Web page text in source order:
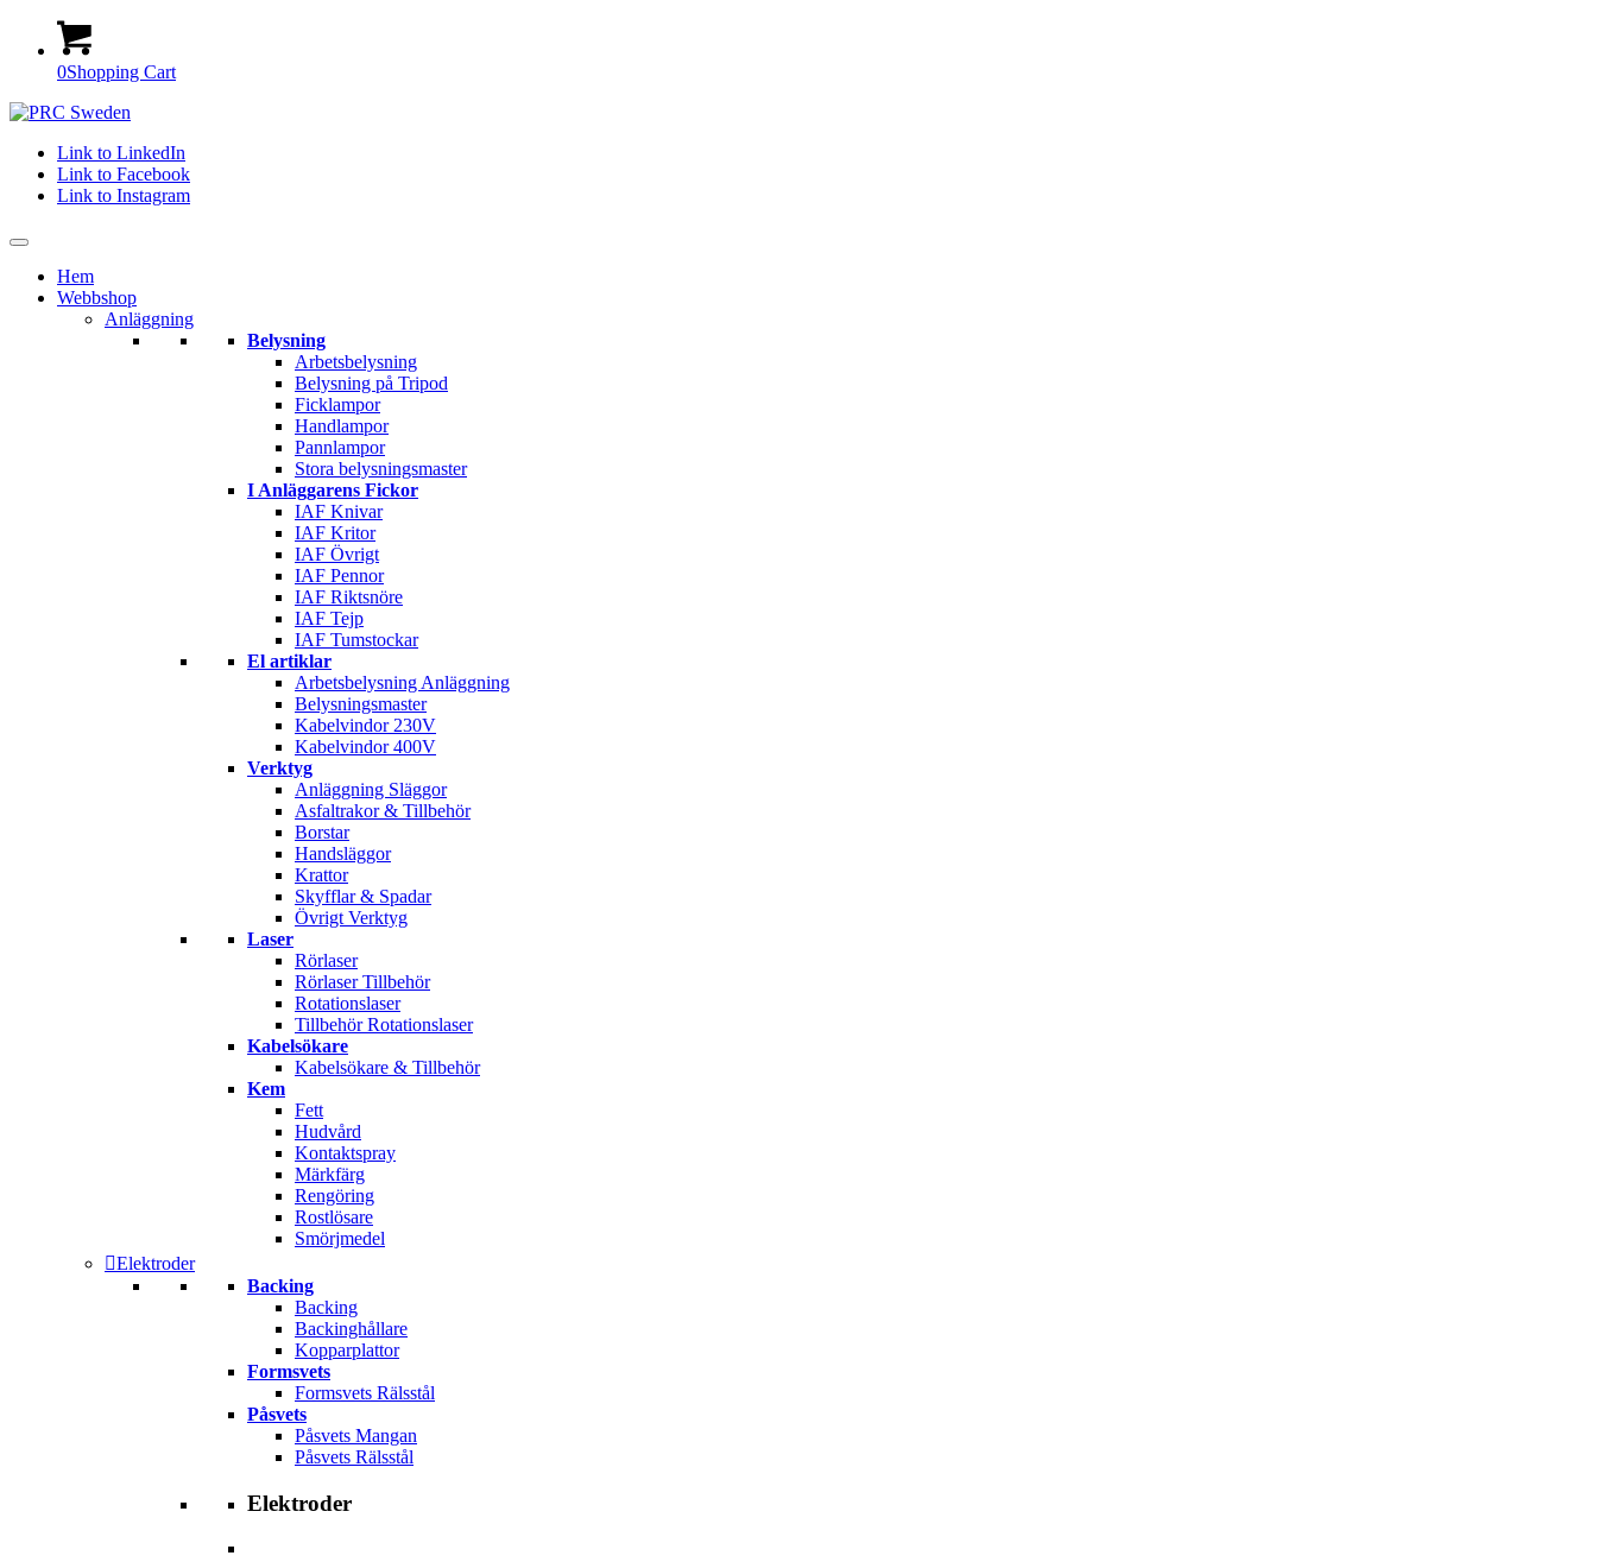
0Shopping Cart
Link to LinkedIn
Link to Facebook
Link to Instagram
Hem
Webbshop
Anläggning
Belysning
Arbetsbelysning
Belysning på Tripod
Ficklampor
Handlampor
Pannlampor
Stora belysningsmaster
I Anläggarens Fickor
IAF Knivar
IAF Kritor
IAF Övrigt
IAF Pennor
IAF Riktsnöre
IAF Tejp
IAF Tumstockar
El artiklar
Arbetsbelysning Anläggning
Belysningsmaster
Kabelvindor 230V
Kabelvindor 400V
Verktyg
Anläggning Släggor
Asfaltrakor & Tillbehör
Borstar
Handsläggor
Krattor
Skyfflar & Spadar
Övrigt Verktyg
Laser
Rörlaser
Rörlaser Tillbehör
Rotationslaser
Tillbehör Rotationslaser
Kabelsökare
Kabelsökare & Tillbehör
Kem
Fett
Hudvård
Kontaktspray
Märkfärg
Rengöring
Rostlösare
Smörjmedel
Elektroder
Backing
Backing
Backinghållare
Kopparplattor
Formsvets
Formsvets Rälsstål
Påsvets
Påsvets Mangan
Påsvets Rälsstål
Elektroder